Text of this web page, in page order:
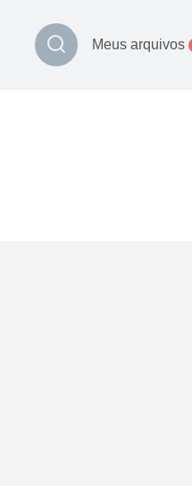
Meus arquivos